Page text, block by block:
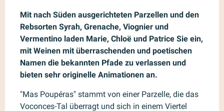
Mit nach Süden ausgerichteten Parzellen und den
Rebsorten Syrah, Grenache, Viognier und
Vermentino laden Marie, Chloë und Patrice Sie ein,
mit Weinen mit überraschenden und poetischen
Namen die bekannten Pfade zu verlassen und
bieten sehr originelle Animationen an.
"Mas Poupéras" stammt von einer Parzelle, die das
Voconces-Tal überragt und sich in einem Viertel